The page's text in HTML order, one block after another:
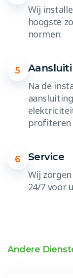
Andere
Wij
hoogste
normen.
5
Na de
profiteren
6
Service
Wij
24/7 voor